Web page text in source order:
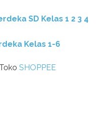
SD Kelas 1 2 3 4
Kelas 1-6
SHOPPEE